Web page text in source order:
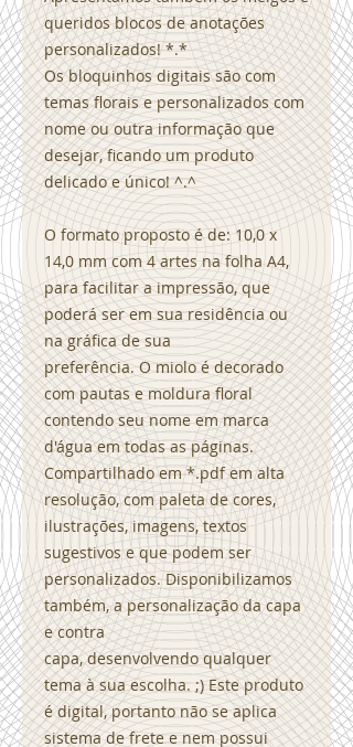
queridos blocos de anotações
personalizados! *.*
Os bloquinhos digitais são com
temas florais e personalizados com
nome ou outra informação que
desejar, ficando um produto
delicado e único! ^.^
O formato proposto é de: 10,0 x
14,0 mm com 4 artes na folha A4,
para facilitar a impressão, que
poderá ser em sua residência ou
na gráfica de sua
preferência. O miolo é decorado
com pautas e moldura floral
contendo seu nome em marca
d'água em todas as páginas.
Compartilhado em *.pdf em alta
resolução, com paleta de cores,
ilustrações, imagens, textos
sugestivos e que podem ser
personalizados. Disponibilizamos
também, a personalização da capa
e contra
capa, desenvolvendo qualquer
tema à sua escolha. ;) Este produto
é digital, portanto não se aplica
sistema de frete e nem possui